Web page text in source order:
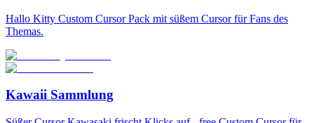
Hallo Kitty Custom Cursor Pack mit süßem Cursor für Fans des
Themas.
Kawaii Sammlung